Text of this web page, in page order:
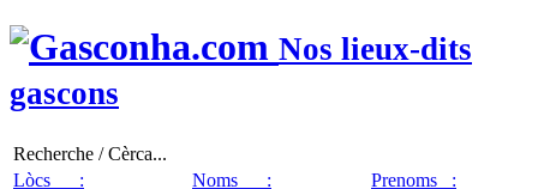
Nos lieux-dits
gascons
Recherche / Cèrca...
Lòcs :
Noms : Prenoms :